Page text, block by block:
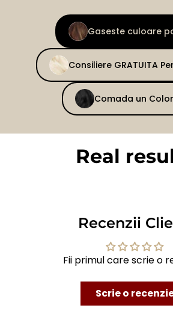
Gaseste culoare
Consiliere GRATUITA
Comada un
Real
Recenzii
Fii primul care scrie o
Scrie o